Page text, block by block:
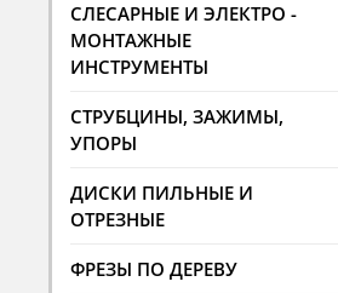
СЛЕСАРНЫЕ И ЭЛЕКТРО -
МОНТАЖНЫЕ
ИНСТРУМЕНТЫ
СТРУБЦИНЫ, ЗАЖИМЫ,
УПОРЫ
ДИСКИ ПИЛЬНЫЕ И
ОТРЕЗНЫЕ
ФРЕЗЫ ПО ДЕРЕВУ